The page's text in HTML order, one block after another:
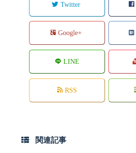
Twitter
Google+
LINE
RSS
関連記事